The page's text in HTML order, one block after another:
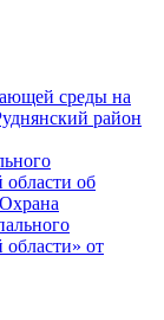
среды на
район
области об
​от